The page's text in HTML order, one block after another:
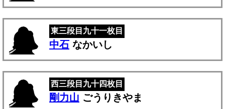
東三段目九十一枚目
中石 なかいし
西三段目九十四枚目
剛力山 ごうりきやま